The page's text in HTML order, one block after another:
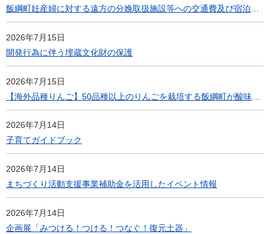
2026年7月15日
開発行為に伴う埋蔵文化財の保護
2026年7月15日
2026年7月14日
子育てガイドブック
2026年7月14日
まちづくり活動支援事業補助金を活用したイベント情報
2026年7月14日
企画展「みつける！つける！つなぐ！復元土器」